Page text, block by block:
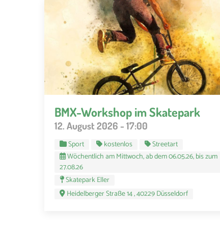
BMX-Workshop im Skatepark
12. August 2026 - 17:00
Sport kostenlos
Streetart
Wöchentlich am Mittwoch, ab dem 06.05.26, bis zum
27.08.26
Skatepark Eller
Heidelberger Straße 14 , 40229 Düsseldorf